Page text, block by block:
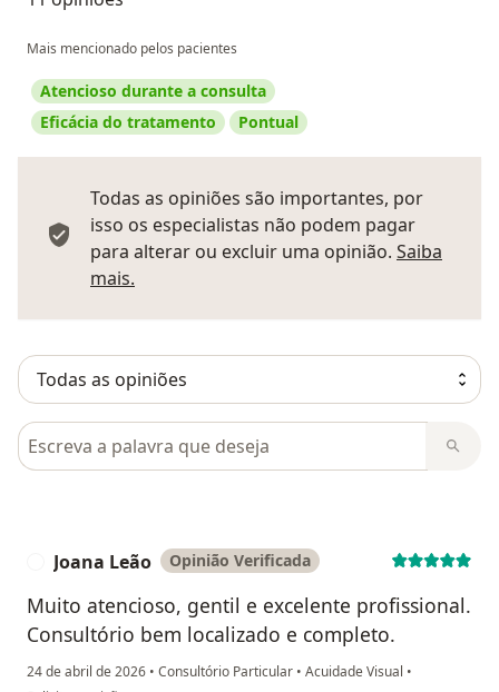
Mais mencionado pelos pacientes
Atencioso durante a consulta
Eficácia do tratamento
Pontual
Todas as opiniões são importantes, por
isso os especialistas não podem pagar
para alterar ou excluir uma opinião. Saiba
mais.
Pesquisar em opiniões
Joana Leão Opinião Verificada
Muito atencioso, gentil e excelente profissional.
Consultório bem localizado e completo.
24 de abril de 2026 • Consultório Particular • Acuidade Visual •